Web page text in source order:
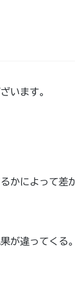
います。
かによって差
が違ってくる